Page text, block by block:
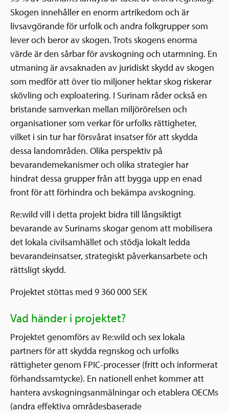
Skogen innehåller en enorm artrikedom och är
livsavgörande för urfolk och andra folkgrupper som
lever och beror av skogen. Trots skogens enorma
värde är den sårbar för avskogning och utarmning. En
utmaning är avsaknaden av juridiskt skydd av skogen
som medför att över tio miljoner hektar skog riskerar
skövling och exploatering. I Surinam råder också en
bristande samverkan mellan miljörörelsen och
organisationer som verkar för urfolks rättigheter,
vilket i sin tur har försvårat insatser för att skydda
dessa landområden. Olika perspektiv på
bevarandemekanismer och olika strategier har
hindrat dessa grupper från att bygga upp en enad
front för att förhindra och bekämpa avskogning.
Re:wild vill i detta projekt bidra till långsiktigt
bevarande av Surinams skogar genom att mobilisera
det lokala civilsamhället och stödja lokalt ledda
bevarandeinsatser, strategiskt påverkansarbete och
rättsligt skydd.
Projektet stöttas med 9 360 000 SEK
Vad händer i projektet?
Projektet genomförs av Re:wild och sex lokala
partners för att skydda regnskog och urfolks
rättigheter genom FPIC-processer (fritt och informerat
förhandssamtycke). En nationell enhet kommer att
hantera avskogningsanmälningar och etablera OECMs
(andra effektiva områdesbaserade